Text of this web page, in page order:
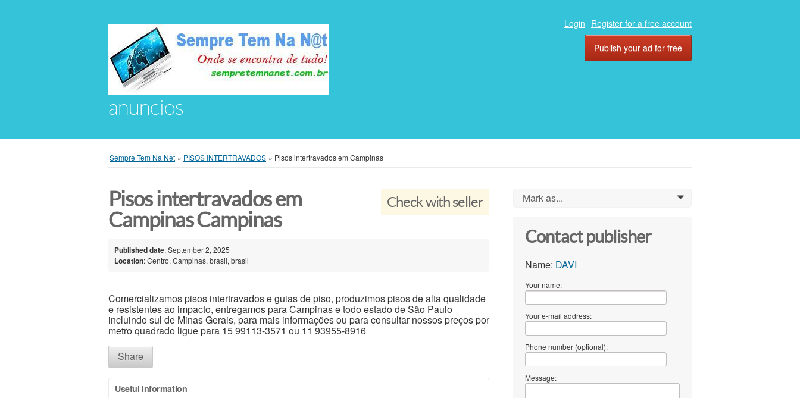
anuncios
Login Register for a free account
Publish your ad for free
Sempre Tem Na Net » PISOS INTERTRAVADOS » Pisos intertravados em Campinas
Check with seller
Pisos intertravados em
Campinas Campinas
Published date: September 2, 2025
Location: Centro, Campinas, brasil, brasil
Comercializamos pisos intertravados e guias de piso, produzimos pisos de alta qualidade
e resistentes ao impacto, entregamos para Campinas e todo estado de São Paulo
incluindo sul de Minas Gerais, para mais informações ou para consultar nossos preços por
metro quadrado ligue para 15 99113-3571 ou 11 93955-8916
Share
Useful information
Mark as... 0
Contact publisher
Name: DAVI
Your name:
Your e-mail address:
Phone number (optional):
Message: